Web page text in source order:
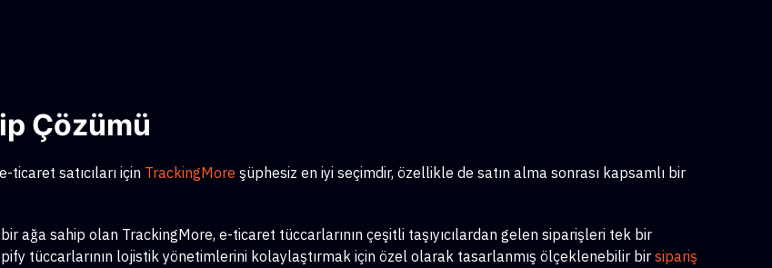
Çözümü
satıcıları için TrackingMore şüphesiz en iyi seçimdir, özellikle de satın alma sonrası kapsamlı bir
ağa sahip olan TrackingMore, e-ticaret tüccarlarının çeşitli taşıyıcılardan gelen siparişleri tek bir
tüccarlarının lojistik yönetimlerini kolaylaştırmak için özel olarak tasarlanmış ölçeklenebilir bir sipariş